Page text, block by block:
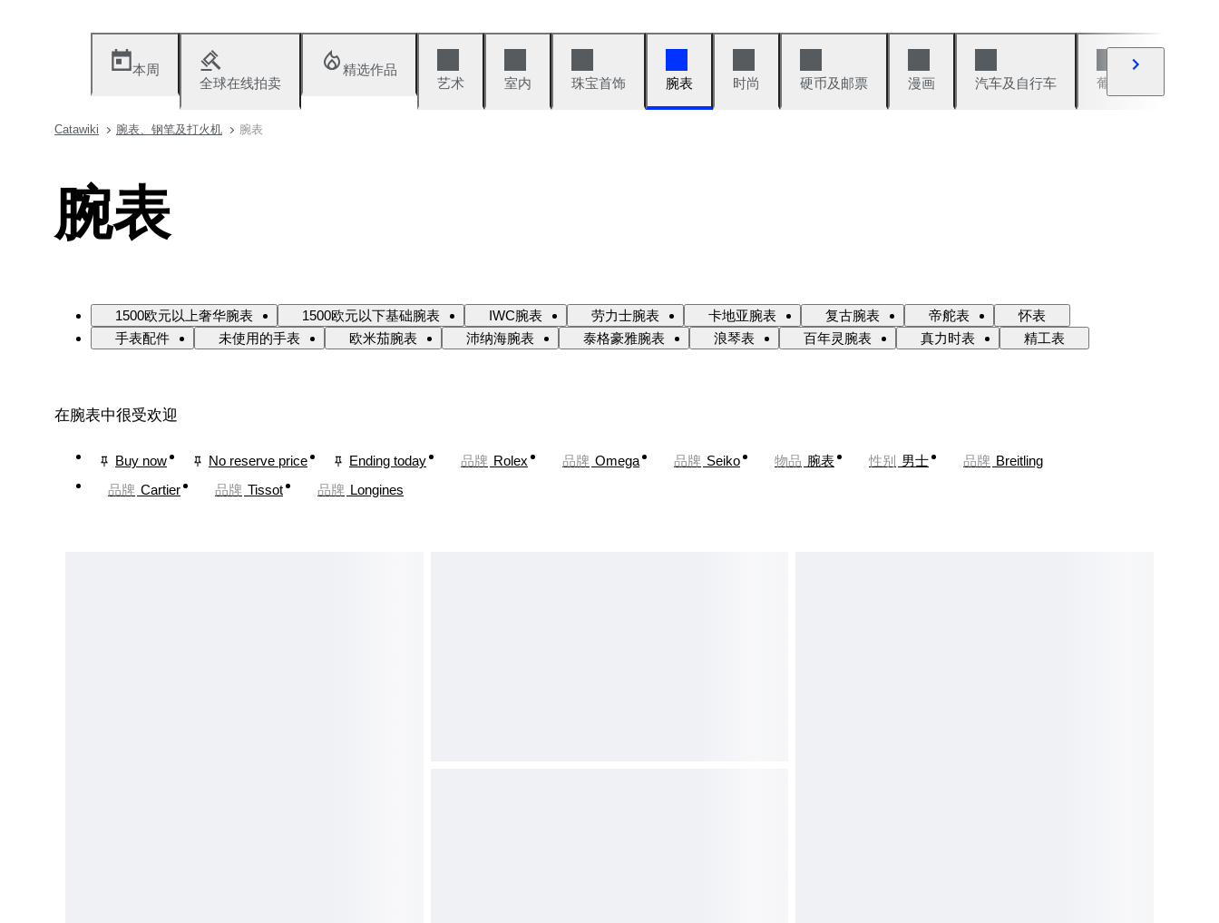
本周
全球在线拍卖
精选作品
艺术
室内 珠宝首饰 腕表 时尚 硬币及邮票 漫画 汽车及自行车 葡萄酒及烈性酒
Catawiki 腕表、钢笔及打火机 腕表
腕表
1500欧元以上奢华腕表 1500欧元以下基础腕表 IWC腕表 劳力士腕表 卡地亚腕表 复古腕表 帝舵表
怀表
手表配件
未使用的手表 欧米茄腕表 沛纳海腕表 泰格豪雅腕表 浪琴表 百年灵腕表 真力时表 精工表
在腕表中很受欢迎
Buy now No reserve price Ending today 品牌 Rolex 品牌 Omega 品牌 Seiko 物品 腕表 性别 男士 品牌 Breitling
品牌 Cartier 品牌 Tissot 品牌 Longines